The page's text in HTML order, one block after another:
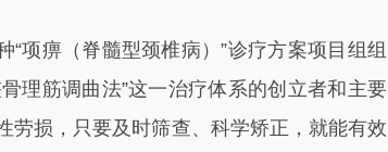
痹（脊髓型颈椎病）”诊疗方案项目组组
理筋调曲法”这一治疗体系的创立者和主要
劳损，只要及时筛查、科学矫正，就能有效